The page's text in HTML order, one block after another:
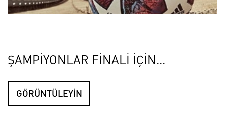
ŞAMPİYONLAR FİNALİ İÇİN...
GÖRÜNTÜLEYİN